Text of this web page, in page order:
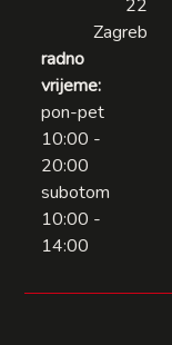
22
Zagreb
radno
vrijeme:
pon-pet
10:00 -
20:00
subotom
10:00 -
14:00